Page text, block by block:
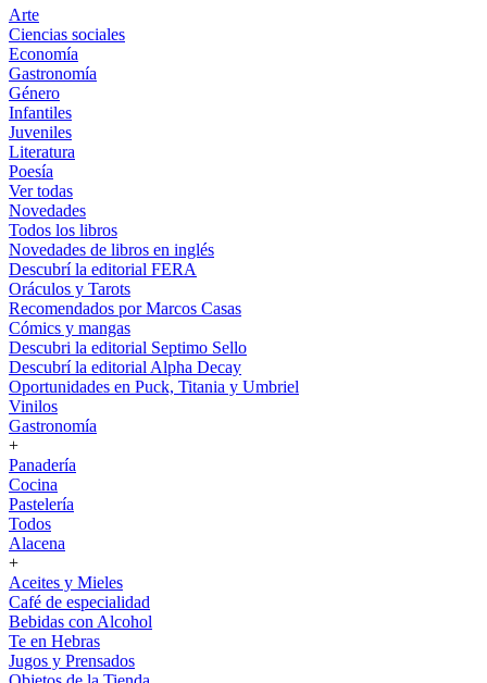
Arte
Ciencias sociales
Economía
Gastronomía
Género
Infantiles
Juveniles
Literatura
Poesía
Ver todas
Novedades
Todos los libros
Novedades de libros en inglés
Descubrí la editorial FERA
Oráculos y Tarots
Recomendados por Marcos Casas
Cómics y mangas
Descubri la editorial Septimo Sello
Descubrí la editorial Alpha Decay
Oportunidades en Puck, Titania y Umbriel
Vinilos
Gastronomía
+
Panadería
Cocina
Pastelería
Todos
Alacena
+
Aceites y Mieles
Café de especialidad
Bebidas con Alcohol
Te en Hebras
Jugos y Prensados